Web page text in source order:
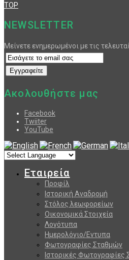
TOP
NEWSLETTER
Μείνετε ενημερωμένοι με τις
Ακολουθήστε μας
Facebook
Twiiter
YouTube
Εταιρεία
Προφίλ
Ιστορική Αναδρομή
Στόλος λεωφορείων
Οικονομικά Στοιχεία
Λογότυπα
Ημερολόγιο/Εντυπα
Φωτογραφίες Σταθμών
Ιστορικές Φωτογραφίες